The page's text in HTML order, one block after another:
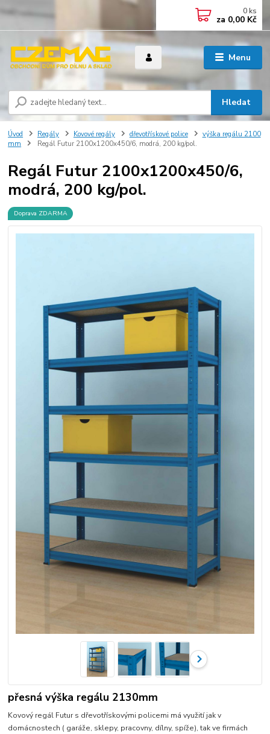
Menu
Hledat
0 ks
za 0,00 Kč
Úvod Regály Kovové regály dřevotřískové police
výška regálu 2100
mm
Regál Futur 2100x1200x450/6, modrá, 200 kg/pol.
Regál Futur 2100x1200x450/6,
modrá, 200 kg/pol.
Doprava ZDARMA
přesná výška regálu 2130mm
Kovový regál Futur s dřevotřískovými policemi má využití jak v
domácnostech ( garáže, sklepy, pracovny, dílny, spíže), tak ve firmách